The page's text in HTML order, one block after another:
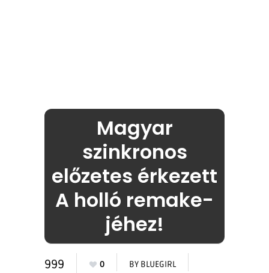
Magyar
szinkronos
előzetes érkezett
A holló remake-
jéhez!
999 0 BY BLUEGIRL